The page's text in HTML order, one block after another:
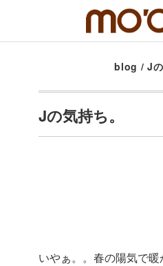
blog /J
Jの気持ち。
いやぁ。。春の陽気で